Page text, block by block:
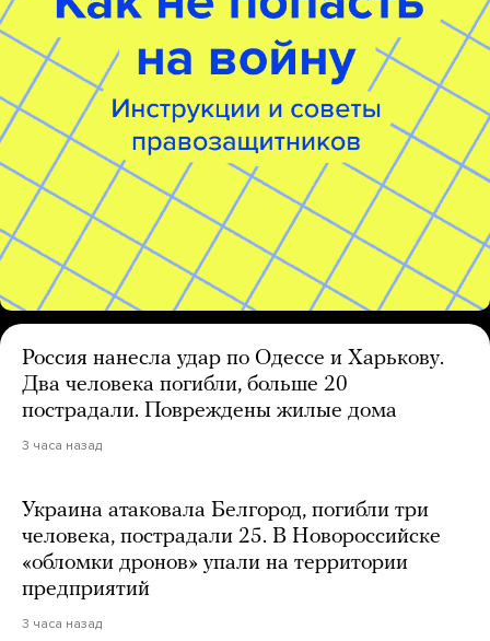
Россия нанесла удар по Одессе и Харькову.
Два человека погибли, больше 20
пострадали. Повреждены жилые дома
3 часа назад
Украина атаковала Белгород, погибли три
человека, пострадали 25. В Новороссийске
«обломки дронов» упали на территории
предприятий
3 часа назад